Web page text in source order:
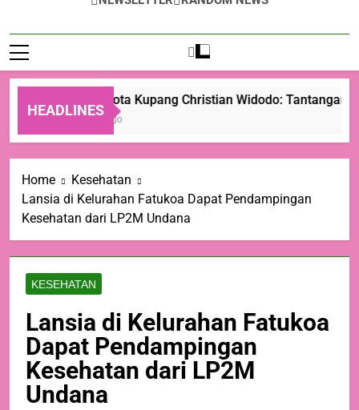
HEADLINES
Wali Kota Kupang Christian Widodo: Tantangan
Home
Kesehatan
Lansia di Kelurahan Fatukoa Dapat Pendampingan
Kesehatan dari LP2M Undana
KESEHATAN
Lansia di Kelurahan Fatukoa
Dapat Pendampingan
Kesehatan dari LP2M
Undana